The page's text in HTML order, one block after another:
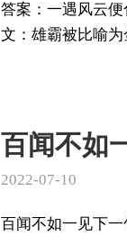
答案：一遇风云
文：雄霸被比喻
百闻不如
2022-07-10
百闻不如一见下一